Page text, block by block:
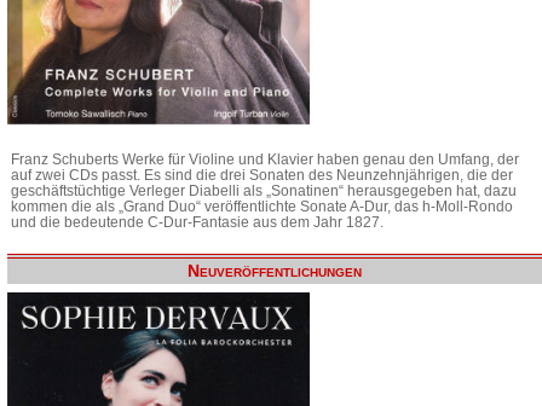
Franz Schuberts Werke für Violine und Klavier haben genau den Umfang, der
auf zwei CDs passt. Es sind die drei Sonaten des Neunzehnjährigen, die der
geschäftstüchtige Verleger Diabelli als „Sonatinen“ herausgegeben hat, dazu
kommen die als „Grand Duo“ veröffentlichte Sonate A-Dur, das h-Moll-Rondo
und die bedeutende C-Dur-Fantasie aus dem Jahr 1827.
Neuveröffentlichungen